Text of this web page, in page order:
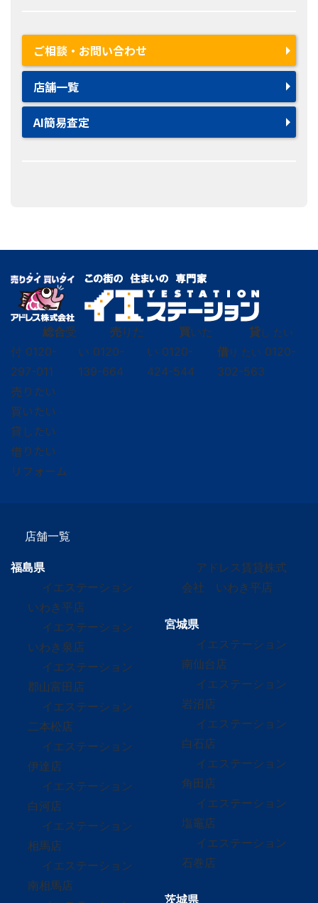
ご相談・お問い合わせ
店舗一覧
AI簡易査定
総合受
付 0120-
297-011
売りた
い 0120-
139-664
買いた
い 0120-
424-544
貸し たい
借り たい 0120-
302-563
売りたい
買いたい
貸したい
借りたい
リフォーム
店舗一覧
福島県
イエステーション
いわき平店
イエステーション
いわき泉店
イエステーション
郡山富田店
イエステーション
二本松店
イエステーション
伊達店
イエステーション
白河店
イエステーション
相馬店
イエステーション
南相馬店
アドレス賃貸株式
会社 いわき平店
宮城県
イエステーション
南仙台店
イエステーション
岩沼店
イエステーション
白石店
イエステーション
角田店
イエステーション
塩竈店
イエステーション
石巻店
茨城県